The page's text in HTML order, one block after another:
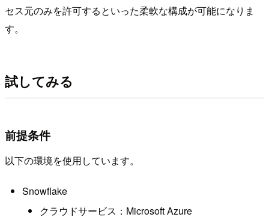
セス元のみを許可するといった柔軟な構成が可能になりま
す。
試してみる
前提条件
以下の環境を使用しています。
Snowflake
クラウドサービス：Microsoft Azure